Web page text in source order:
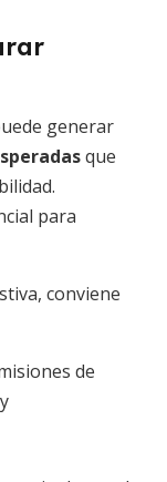
generar
que
para
conviene
de